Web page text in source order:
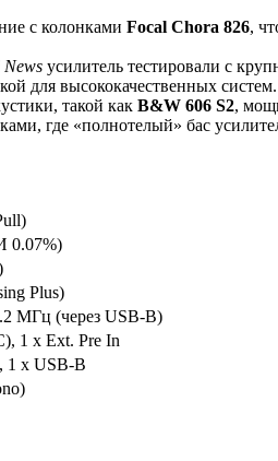
с колонками Focal Chora 826,
усилитель тестировали с
для высококачественных систем.
такой как B&W 606 S2,
где «полнотелый» бас
0.07%)
Plus)
МГц (через USB-B)
1 x Ext. Pre In
1 x USB-B